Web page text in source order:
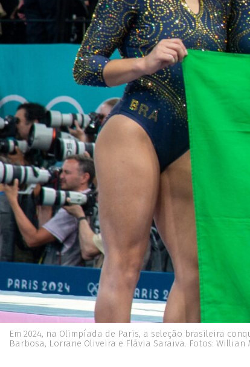
Em 2024, na Olimpíada de Paris, a seleção brasileira
Barbosa, Lorrane Oliveira e Flávia Saraiva. Fotos: